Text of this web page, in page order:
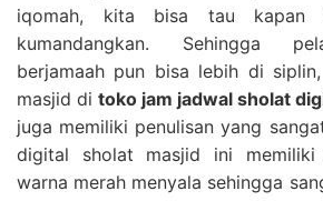
iqomah, kita bisa tau kapan
kumandangkan. Sehingga
berjamaah pun bisa lebih di
masjid di toko jam jadwal sholat
juga memiliki penulisan yang
digital sholat masjid ini memiliki
warna merah menyala sehingga